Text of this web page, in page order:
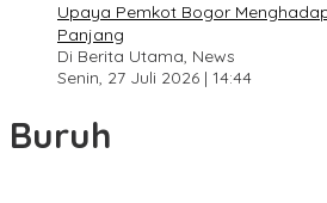
Upaya Pemkot Bogor
Panjang
Di Berita Utama, News
Senin, 27 Juli 2026 | 14:44
Buruh